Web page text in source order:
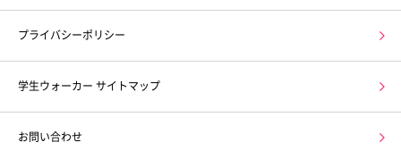
プライバシーポリシー
学生ウォーカー サイトマップ
お問い合わせ